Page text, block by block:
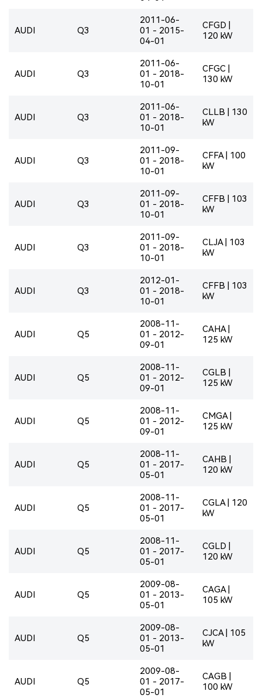
AUDI Q3
2011-06-
01 - 2015-
04-01
CFGD |
120 kW
AUDI Q3
2011-06-
01 - 2018-
10-01
CFGC |
130 kW
AUDI Q3
2011-06-
01 - 2018-
10-01
CLLB | 130
kW
AUDI Q3
2011-09-
01 - 2018-
10-01
CFFA | 100
kW
AUDI Q3
2011-09-
01 - 2018-
10-01
CFFB | 103
kW
AUDI Q3
2011-09-
01 - 2018-
10-01
CLJA | 103
kW
AUDI Q3
2012-01-
01 - 2018-
10-01
CFFB | 103
kW
AUDI Q5
2008-11-
01 - 2012-
09-01
CAHA |
125 kW
AUDI Q5
2008-11-
01 - 2012-
09-01
CGLB |
125 kW
AUDI Q5
2008-11-
01 - 2012-
09-01
CMGA |
125 kW
AUDI Q5
2008-11-
01 - 2017-
05-01
CAHB |
120 kW
AUDI Q5
2008-11-
01 - 2017-
05-01
CGLA | 120
kW
AUDI Q5
2008-11-
01 - 2017-
05-01
CGLD |
120 kW
AUDI Q5
2009-08-
01 - 2013-
05-01
CAGA |
105 kW
AUDI Q5
2009-08-
01 - 2013-
05-01
CJCA | 105
kW
AUDI Q5
2009-08-
01 - 2017-
05-01
CAGB |
100 kW